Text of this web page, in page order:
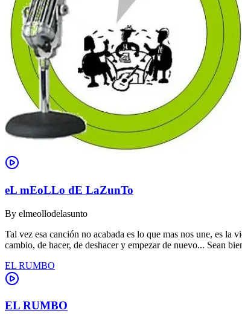
eL mEoLLo dE LaZunTo
By elmeollodelasunto
Tal vez esa canción no acabada es lo que mas nos une, es la
cambio, de hacer, de deshacer y empezar de nuevo... Sean
EL RUMBO
EL RUMBO